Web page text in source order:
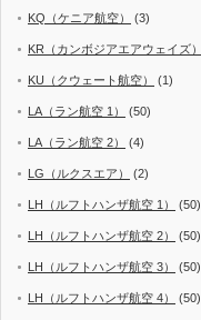
KQ（ケニア航空） (3)
KR（カンボジアエアウェイズ）
KU（クウェート航空） (1)
LA（ラン航空 1） (50)
LA（ラン航空 2） (4)
LG（ルクスエア） (2)
LH（ルフトハンザ航空 1） (50)
LH（ルフトハンザ航空 2） (50)
LH（ルフトハンザ航空 3） (50)
LH（ルフトハンザ航空 4） (50)